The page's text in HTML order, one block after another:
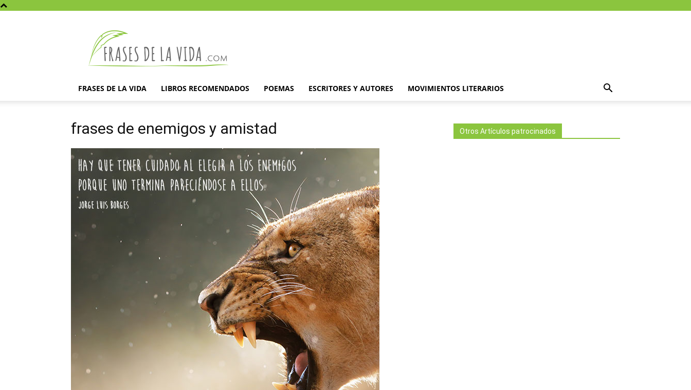
la
vida
FRASES DE LA VIDA LIBROS RECOMENDADOS POEMAS ESCRITORES Y AUTORES MOVIMIENTOS LITERARIOS
frases de enemigos y amistad Otros Artículos patrocinados